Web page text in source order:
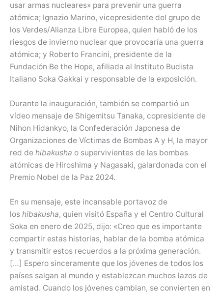
usar armas nucleares» para prevenir una guerra
atómica; Ignazio Marino, vicepresidente del grupo de
los Verdes/Alianza Libre Europea, quien habló de los
riesgos de invierno nuclear que provocaría una guerra
atómica; y Roberto Francini, presidente de la
Fundación Be the Hope, afiliada al Instituto Budista
Italiano Soka Gakkai y responsable de la exposición.
Durante la inauguración, también se compartió un
vídeo mensaje de Shigemitsu Tanaka, copresidente de
Nihon Hidankyo, la Confederación Japonesa de
Organizaciones de Víctimas de Bombas A y H, la mayor
red de hibakusha o supervivientes de las bombas
atómicas de Hiroshima y Nagasaki, galardonada con el
Premio Nobel de la Paz 2024.
En su mensaje, este incansable portavoz de
los hibakusha, quien visitó España y el Centro Cultural
Soka en enero de 2025, dijo: «Creo que es importante
compartir estas historias, hablar de la bomba atómica
y transmitir estos recuerdos a la próxima generación.
[…] Espero sinceramente que los jóvenes de todos los
países salgan al mundo y establezcan muchos lazos de
amistad. Cuando los jóvenes cambian, se convierten en